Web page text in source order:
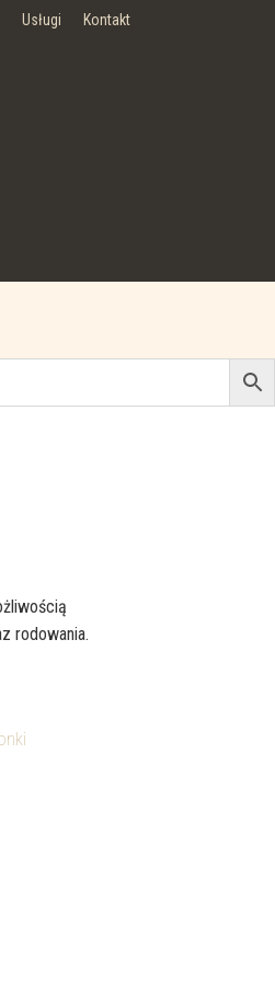
Usługi Kontakt
rodowania.